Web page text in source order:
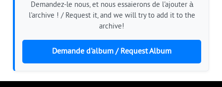
Demandez-le nous, et nous essaierons de l'ajouter à
l'archive ! / Request it, and we will try to add it to the
archive!
Demande d'album / Request Album